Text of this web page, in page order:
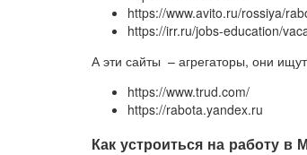
https://www.avito.ru/rossiya/
https://irr.ru/jobs-education/
А эти сайты – агрегаторы, они
https://www.trud.com/
https://rabota.yandex.ru
Как устроиться на работу в